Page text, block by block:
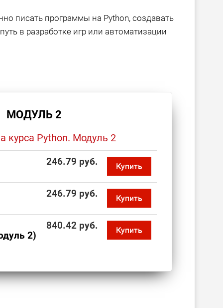
писать программы на Python, создавать
в разработке игр или автоматизации
МОДУЛЬ 2
курса Python. Модуль 2
246.79 руб. Купить
246.79 руб. Купить
2)
840.42 руб. Купить